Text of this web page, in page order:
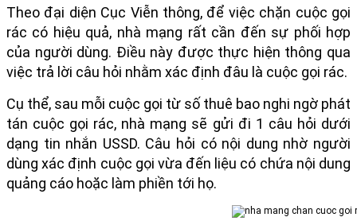
Theo đại diện Cục Viễn thông, để việc chặn cuộc gọi
rác có hiệu quả, nhà mạng rất cần đến sự phối hợp
của người dùng. Điều này được thực hiện thông qua
việc trả lời câu hỏi nhằm xác định đâu là cuộc gọi rác.
Cụ thể, sau mỗi cuộc gọi từ số thuê bao nghi ngờ phát
tán cuộc gọi rác, nhà mạng sẽ gửi đi 1 câu hỏi dưới
dạng tin nhắn USSD. Câu hỏi có nội dung nhờ người
dùng xác định cuộc gọi vừa đến liệu có chứa nội dung
quảng cáo hoặc làm phiền tới họ.